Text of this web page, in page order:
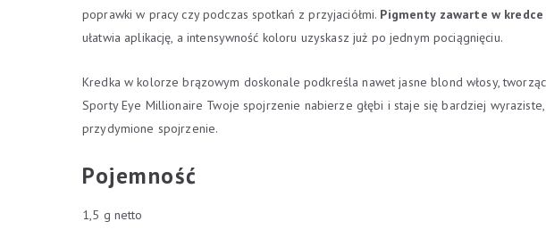
poprawki w pracy czy podczas spotkań z przyjaciółmi. Pigmenty zawarte w
ułatwia aplikację, a intensywność koloru uzyskasz już po jednym pociągnięciu.
Kredka w kolorze brązowym doskonale podkreśla nawet jasne blond włosy,
Sporty Eye Millionaire Twoje spojrzenie nabierze głębi i staje się bardziej
przydymione spojrzenie.
Pojemność
1,5 g netto